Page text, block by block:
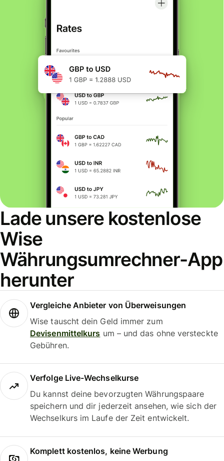
Lade unsere kostenlose
Wise
Währungsumrechner-App
herunter
Vergleiche Anbieter von Überweisungen
Wise tauscht dein Geld immer zum
Devisenmittelkurs um – und das ohne versteckte
Gebühren.
Verfolge Live-Wechselkurse
Du kannst deine bevorzugten Währungspaare
speichern und dir jederzeit ansehen, wie sich der
Wechselkurs im Laufe der Zeit entwickelt.
Komplett kostenlos, keine Werbung